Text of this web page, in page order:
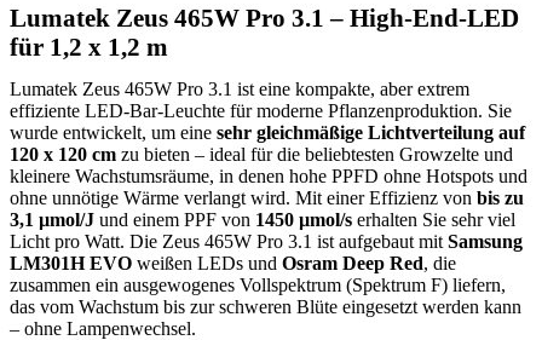
Menge
Lumatek Zeus 465W Pro 3.1 – High-End-LED
für 1,2 x 1,2 m
Lumatek Zeus 465W Pro 3.1 ist eine kompakte, aber extrem
effiziente LED-Bar-Leuchte für moderne Pflanzenproduktion. Sie
wurde entwickelt, um eine sehr gleichmäßige Lichtverteilung auf
120 x 120 cm zu bieten – ideal für die beliebtesten Growzelte und
kleinere Wachstumsräume, in denen hohe PPFD ohne Hotspots und
ohne unnötige Wärme verlangt wird. Mit einer Effizienz von bis zu
3,1 µmol/J und einem PPF von 1450 µmol/s erhalten Sie sehr viel
Licht pro Watt. Die Zeus 465W Pro 3.1 ist aufgebaut mit Samsung
LM301H EVO weißen LEDs und Osram Deep Red, die
zusammen ein ausgewogenes Vollspektrum (Spektrum F) liefern,
das vom Wachstum bis zur schweren Blüte eingesetzt werden kann
– ohne Lampenwechsel.